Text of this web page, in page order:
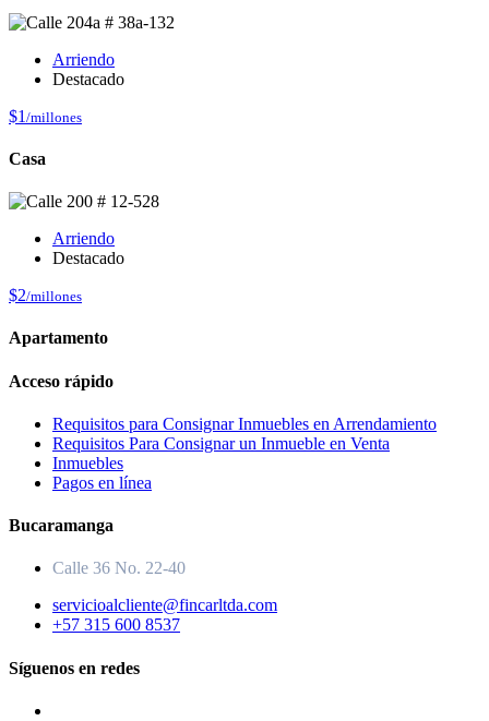
Arriendo
Destacado
$1 /millones
Casa
Arriendo
Destacado
$2/millones
Apartamento
Acceso rápido
Requisitos para Consignar Inmuebles en Arrendamiento
Requisitos Para Consignar un Inmueble en Venta
Inmuebles
Pagos en línea
Bucaramanga
Calle 36 No. 22-40
servicioalcliente@fincarltda.com
+57 315 600 8537
Síguenos en redes